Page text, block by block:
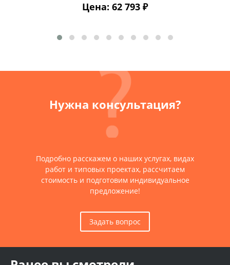
Цена: 62 793 ₽
Нужна консультация?
Подробно расскажем о наших услугах, видах
работ и типовых проектах, рассчитаем
стоимость и подготовим индивидуальное
предложение!
Задать вопрос